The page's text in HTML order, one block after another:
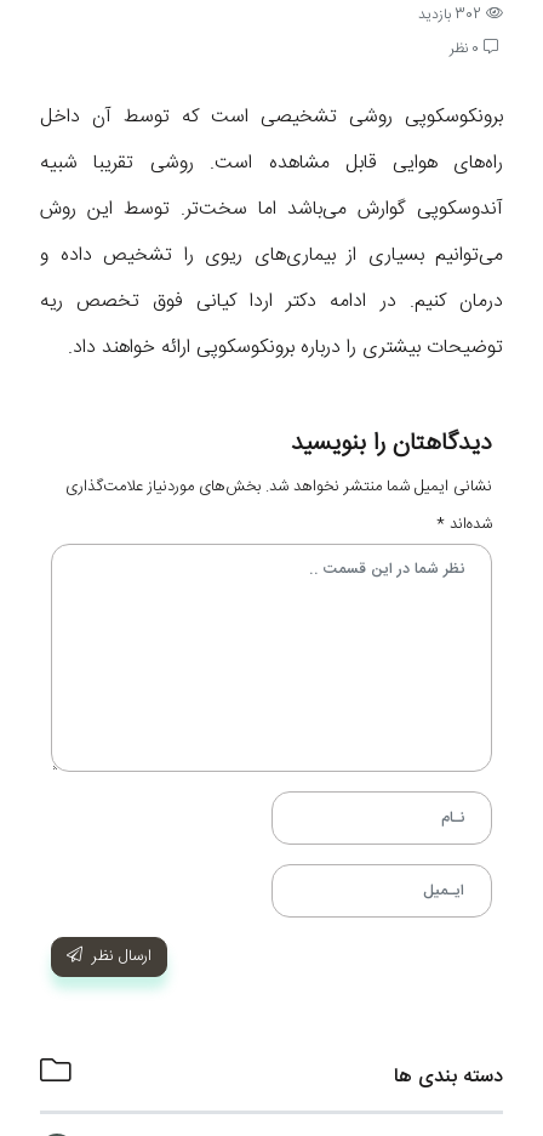
302 بازدید
0 نظر
برونکوسکوپی روشی تشخیصی است که توسط آن داخل
راه‌های هوایی قابل مشاهده است. روشی تقریبا شبیه
آندوسکوپی گوارش می‌باشد اما سخت‌تر. توسط این روش
می‌توانیم بسیاری از بیماری‌های ریوی را تشخیص داده و
درمان کنیم. در ادامه دکتر اردا کیانی فوق تخصص ریه
توضیحات بیشتری را درباره برونکوسکوپی ارائه خواهند داد.
دیدگاهتان را بنویسید
نشانی ایمیل شما منتشر نخواهد شد. بخش‌های موردنیاز علامت‌گذاری
شده‌اند*
ارسال نظر
دسته بندی ها